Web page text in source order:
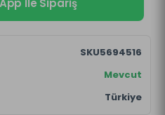
İle Sipariş
SKU5694516
Mevcut
Türkiye